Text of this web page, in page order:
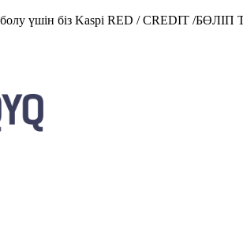
үшін біз Kaspi RED / CREDIT /БӨЛІП